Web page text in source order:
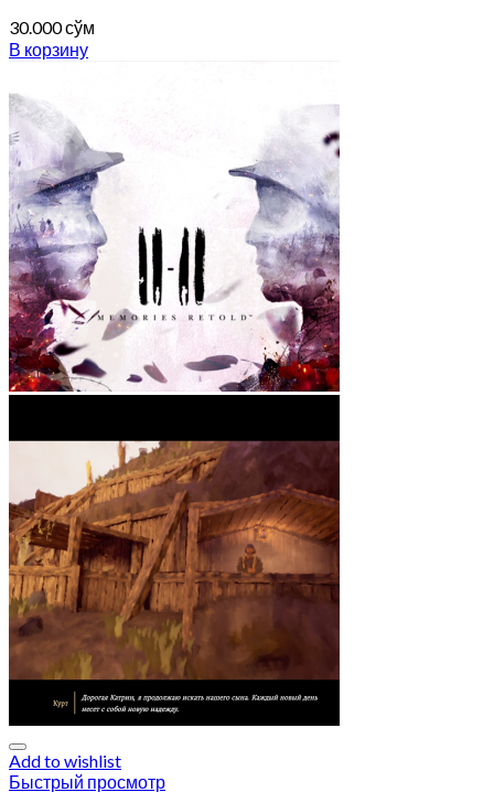
30.000сўм
В корзину
Add to wishlist
Быстрый просмотр